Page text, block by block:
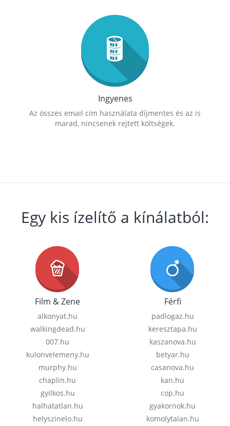
Ingyenes
Az összes email cím használata díjmentes és az is
marad, nincsenek rejtett költségek.
Egy kis ízelítő a kínálatból:
Film & Zene
alkonyat.hu
walkingdead.hu
007.hu
kulonvelemeny.hu
murphy.hu
chaplin.hu
gyilkos.hu
halhatatlan.hu
helyszinelo.hu
Férfi
padlogaz.hu
keresztapa.hu
kaszanova.hu
betyar.hu
casanova.hu
kan.hu
cop.hu
gyakornok.hu
komolytalan.hu